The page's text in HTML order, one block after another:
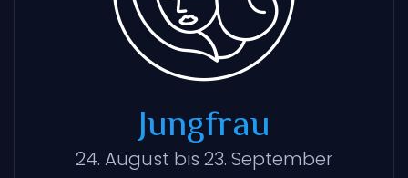
Jungfrau
24. August bis 23. September